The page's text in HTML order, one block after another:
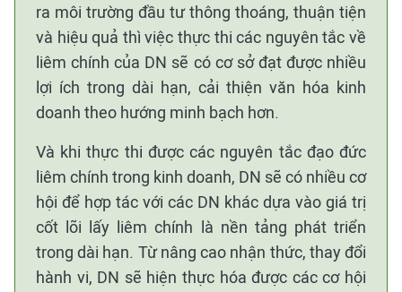
ra môi trường đầu tư thông thoáng, thuận tiện
và hiệu quả thì việc thực thi các nguyên tắc về
liêm chính của DN sẽ có cơ sở đạt được nhiều
lợi ích trong dài hạn, cải thiện văn hóa kinh
doanh theo hướng minh bạch hơn.
Và khi thực thi được các nguyên tắc đạo đức
liêm chính trong kinh doanh, DN sẽ có nhiều cơ
hội để hợp tác với các DN khác dựa vào giá trị
cốt lõi lấy liêm chính là nền tảng phát triển
trong dài hạn. Từ nâng cao nhận thức, thay đổi
hành vi, DN sẽ hiện thực hóa được các cơ hội